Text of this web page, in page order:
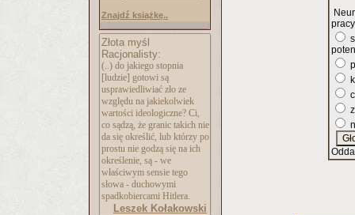
Znajdź książkę..
Złota myśl
Racjonalisty:
(..) do jakiego stopnia
[ludzie] gotowi są
usprawiedliwiać zło ze
względu na jakiekolwiek
wartości ideologiczne? Ci,
co sądzą, że granic takich nie
da się określić, lub którzy po
prostu nie godzą się na ich
określenie, są - we
właściwym sensie tego
słowa - duchowymi
spadkobiercami Hitlera.
Leszek Kołakowski